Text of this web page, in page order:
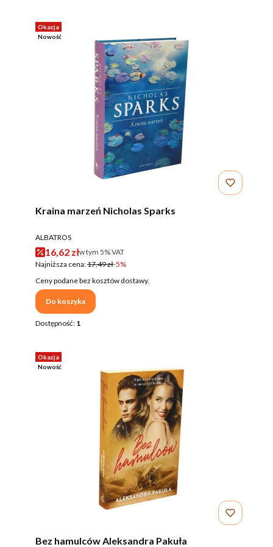
Okazja
Nowość
Kraina marzeń Nicholas Sparks
PRODUCENT
ALBATROS
Cena promocyjna brutto
16,62 złw tym %s VAT
w tym 5%VAT
Najniższa cena:17,49 zł-5%
Ceny podane bez kosztów dostawy.
Do koszyka
Dostępność: 1
Okazja
Nowość
Bez hamulców Aleksandra Pakuła